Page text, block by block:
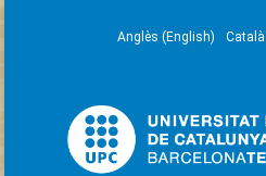
Anglès (English) Català